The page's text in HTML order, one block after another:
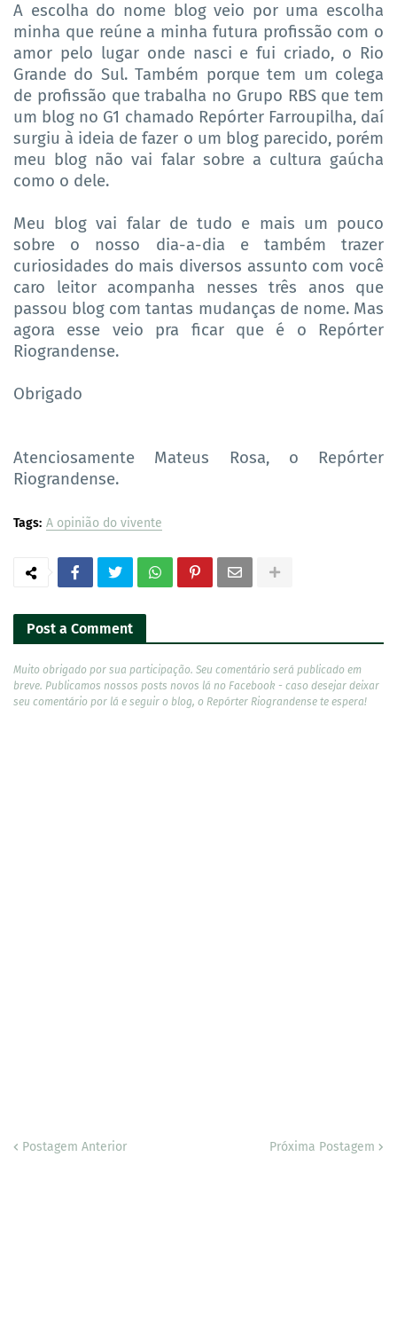
A escolha do nome blog veio por uma escolha
minha que reúne a minha futura profissão com o
amor pelo lugar onde nasci e fui criado, o Rio
Grande do Sul. Também porque tem um colega
de profissão que trabalha no Grupo RBS que tem
um blog no G1 chamado Repórter Farroupilha, daí
surgiu à ideia de fazer o um blog parecido, porém
meu blog não vai falar sobre a cultura gaúcha
como o dele.
Meu blog vai falar de tudo e mais um pouco
sobre o nosso dia-a-dia e também trazer
curiosidades do mais diversos assunto com você
caro leitor acompanha nesses três anos que
passou blog com tantas mudanças de nome. Mas
agora esse veio pra ficar que é o Repórter
Riograndense.
Obrigado
Atenciosamente Mateus Rosa, o Repórter
Riograndense.
Tags: A opinião do vivente
Post a Comment
Muito obrigado por sua participação. Seu comentário será publicado em
breve. Publicamos nossos posts novos lá no Facebook - caso desejar deixar
seu comentário por lá e seguir o blog, o Repórter Riograndense te espera!
Postagem Anterior Próxima Postagem